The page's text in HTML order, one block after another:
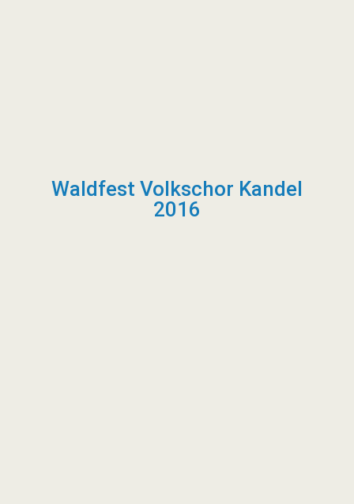
Waldfest Volkschor Kandel
2016